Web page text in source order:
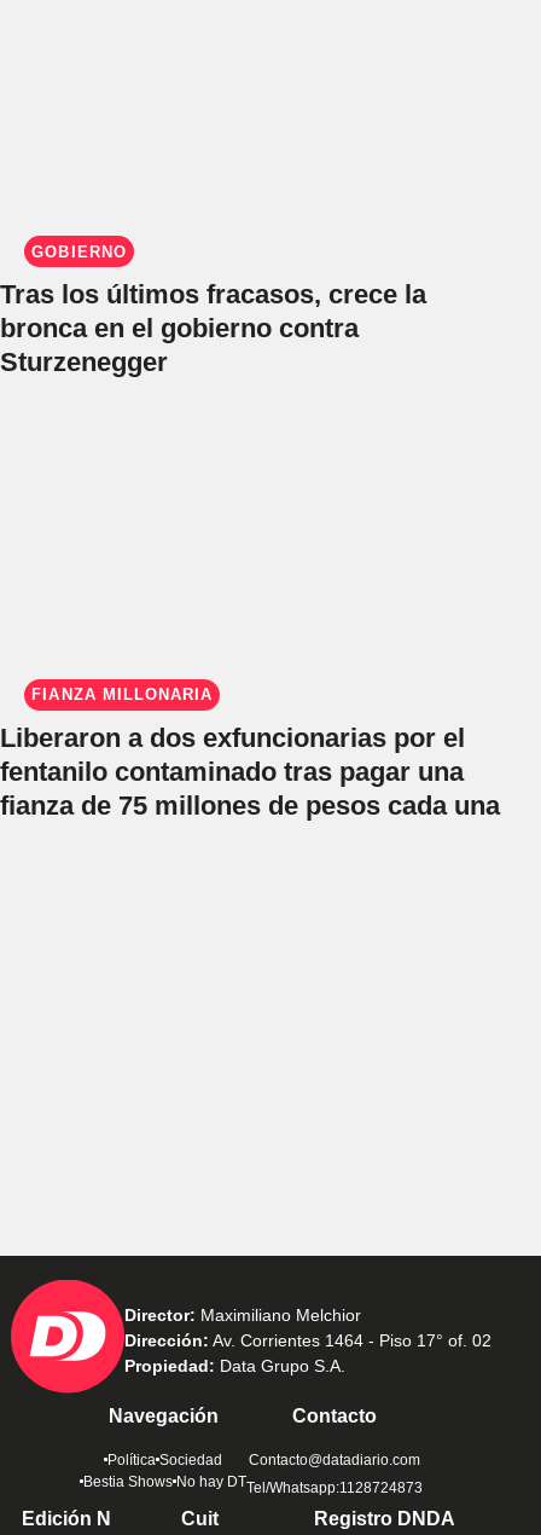
GOBIERNO
Tras los últimos fracasos, crece la
bronca en el gobierno contra
Sturzenegger
FIANZA MILLONARIA
Liberaron a dos exfuncionarias por el
fentanilo contaminado tras pagar una
fianza de 75 millones de pesos cada una
Director: Maximiliano Melchior
Dirección: Av. Corrientes 1464 - Piso 17° of. 02
Propiedad: Data Grupo S.A.
Navegación
Política Sociedad
Bestia Shows No hay DT
Contacto
Contacto@datadiario.com
Tel/Whatsapp:1128724873
Edición N Cuit Registro DNDA